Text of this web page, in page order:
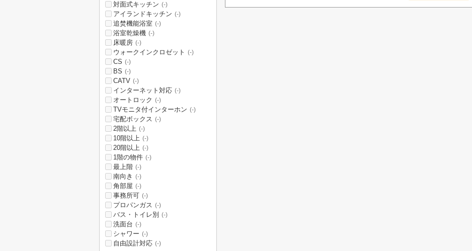
対面式キッチン (-)
アイランドキッチン (-)
追焚機能浴室 (-)
浴室乾燥機 (-)
床暖房 (-)
ウォークインクロゼット (-)
CS (-)
BS (-)
CATV (-)
インターネット対応 (-)
オートロック (-)
TVモニタ付インターホン (-)
宅配ボックス (-)
2階以上 (-)
10階以上 (-)
20階以上 (-)
1階の物件 (-)
最上階 (-)
南向き (-)
角部屋 (-)
事務所可 (-)
プロパンガス (-)
バス・トイレ別 (-)
洗面台 (-)
シャワー (-)
自由設計対応 (-)